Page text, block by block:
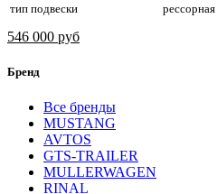
тип подвески рессорная
546 000 руб
Бренд
Все бренды
MUSTANG
AVTOS
GTS-TRAILER
MULLERWAGEN
RINAL